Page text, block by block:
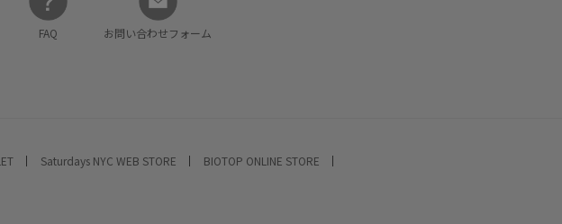
FAQ お問い合わせフォーム
Saturdays NYC WEB STORE
BIOTOP ONLINE STORE